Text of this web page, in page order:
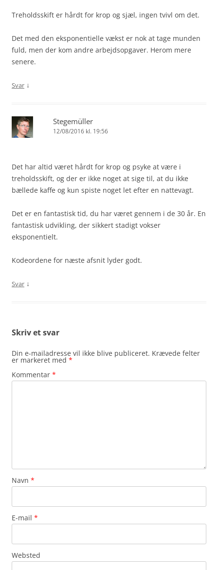
Treholdsskift er hårdt for krop og sjæl, ingen tvivl om det.
Det med den eksponentielle vækst er nok at tage munden
fuld, men der kom andre arbejdsopgaver. Herom mere
senere.
Svar ↓
Stegemüller
12/08/2016 kl. 19:56
Det har altid været hårdt for krop og psyke at være i
treholdsskift, og der er ikke noget at sige til, at du ikke
bællede kaffe og kun spiste noget let efter en nattevagt.
Det er en fantastisk tid, du har været gennem i de 30 år. En
fantastisk udvikling, der sikkert stadigt vokser
eksponentielt.
Kodeordene for næste afsnit lyder godt.
Svar ↓
Skriv et svar
Din e-mailadresse vil ikke blive publiceret. Krævede felter
er markeret med *
Kommentar *
Navn *
E-mail *
Websted